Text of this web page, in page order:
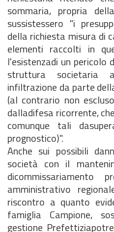
sommaria, propria
sussistessero "i
della richiesta misura di
elementi raccolti in
l'esistenzadi un pericolo
struttura societaria
infiltrazione da parte
(al contrario non
dalladifesa ricorrente,
comunque tali
prognostico)".
Anche sui possibili
società con il
dicommissariamento
amministrativo
riscontro a quanto
famiglia Campione,
gestione